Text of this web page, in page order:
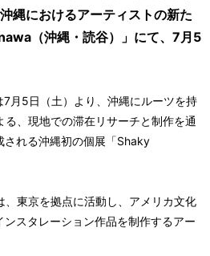
縄におけるアーティストの新た
（沖縄・読谷）」にて、7月5
月5日（土）より、沖縄にルーツを持
、現地での滞在リサーチと制作を通
される沖縄初の個展「Shaky
東京を拠点に活動し、アメリカ文化
スタレーション作品を制作するアー